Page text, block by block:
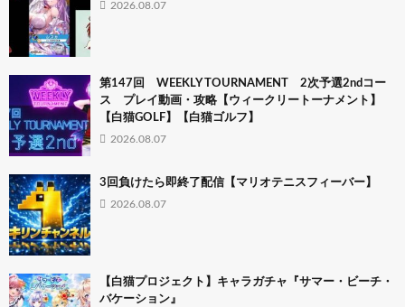
2026.08.07
第147回 WEEKLY TOURNAMENT 2次予選2ndコー
ス プレイ動画・攻略【ウィークリートーナメント】
【白猫GOLF】【白猫ゴルフ】
2026.08.07
3回負けたら即終了配信【マリオテニスフィーバー】
2026.08.07
【白猫プロジェクト】キャラガチャ『サマー・ビーチ・
バケーション』